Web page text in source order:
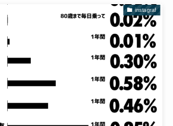
instagraf